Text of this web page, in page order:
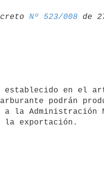
Nº 523/008
podrán
a la Administración